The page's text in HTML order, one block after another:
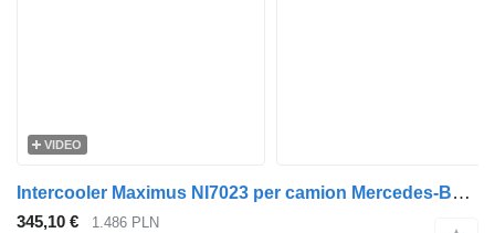
VIDEO
Intercooler Maximus NI7023 per camion Mercedes-Benz AXOR
345,10 € 1.486 PLN